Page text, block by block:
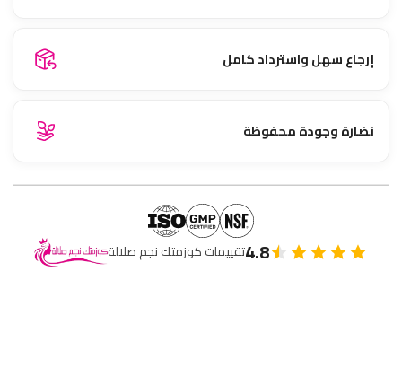
إرجاع سهل واسترداد كامل
نضارة وجودة محفوظة
4.8تقييمات كوزمتك نجم صلالة